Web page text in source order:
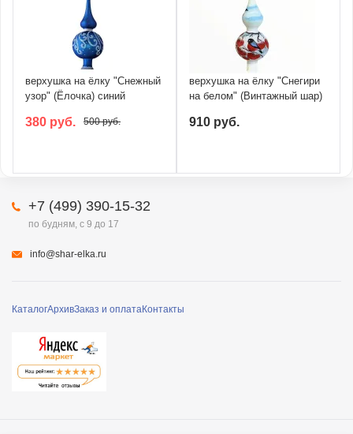
верхушка на ёлку "Снежный
узор" (Ёлочка) синий
380 руб. 500 руб.
верхушка на ёлку "Снегири
на белом" (Винтажный шар)
910 руб.
КаталогАрхивЗаказ и оплатаКонтакты
+7 (499) 390-15-32
по будням, с 9 до 17
info@shar-elka.ru